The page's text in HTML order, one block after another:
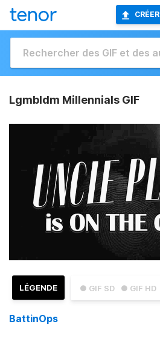
CRÉER
Lgmbldm Millennials GIF
● GIF SD ● GIF HD
LÉGENDE
BattinOps